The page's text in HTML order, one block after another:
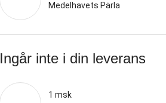
Medelhavets Pärla
Ingår inte i din leverans
1 msk